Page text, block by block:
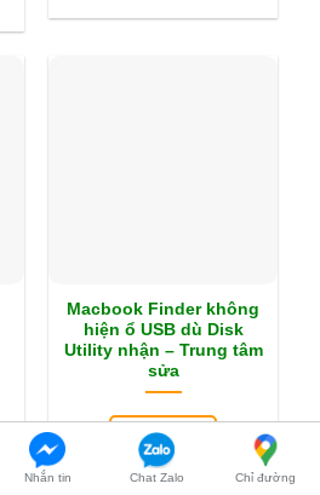
Macbook Finder không
hiện ổ USB dù Disk
Utility nhận – Trung tâm
sửa
XEM THÊM
Nhắn tin Chat Zalo Chỉ đường